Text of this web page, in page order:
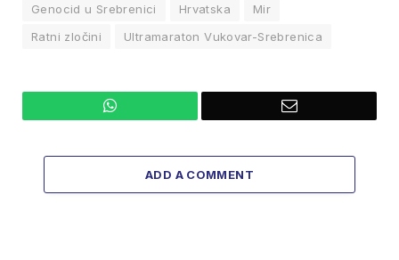
Genocid u Srebrenici Hrvatska
Mir
Ratni zločini
Ultramaraton Vukovar-Srebrenica
WhatsApp Email
ADD A COMMENT